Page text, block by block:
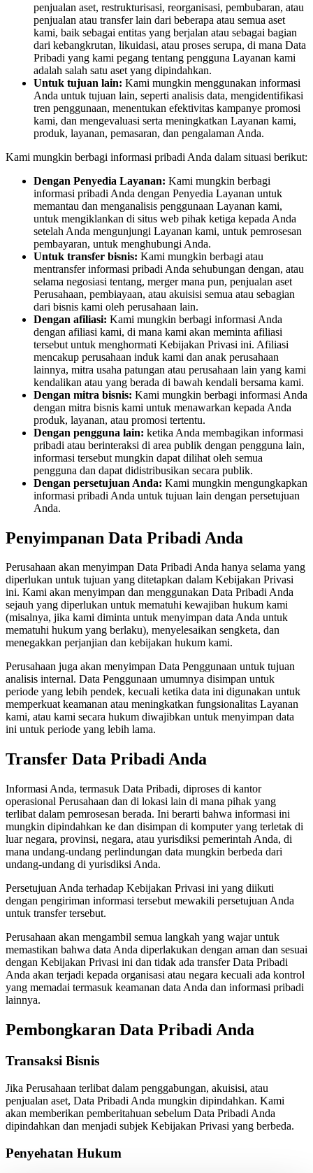
penjualan aset, restrukturisasi, reorganisasi, pembubaran, atau
penjualan atau transfer lain dari beberapa atau semua aset
kami, baik sebagai entitas yang berjalan atau sebagai bagian
dari kebangkrutan, likuidasi, atau proses serupa, di mana Data
Pribadi yang kami pegang tentang pengguna Layanan kami
adalah salah satu aset yang dipindahkan.
Untuk tujuan lain: Kami mungkin menggunakan informasi
Anda untuk tujuan lain, seperti analisis data, mengidentifikasi
tren penggunaan, menentukan efektivitas kampanye promosi
kami, dan mengevaluasi serta meningkatkan Layanan kami,
produk, layanan, pemasaran, dan pengalaman Anda.
Kami mungkin berbagi informasi pribadi Anda dalam situasi berikut:
Dengan Penyedia Layanan: Kami mungkin berbagi
informasi pribadi Anda dengan Penyedia Layanan untuk
memantau dan menganalisis penggunaan Layanan kami,
untuk mengiklankan di situs web pihak ketiga kepada Anda
setelah Anda mengunjungi Layanan kami, untuk pemrosesan
pembayaran, untuk menghubungi Anda.
Untuk transfer bisnis: Kami mungkin berbagi atau
mentransfer informasi pribadi Anda sehubungan dengan, atau
selama negosiasi tentang, merger mana pun, penjualan aset
Perusahaan, pembiayaan, atau akuisisi semua atau sebagian
dari bisnis kami oleh perusahaan lain.
Dengan afiliasi: Kami mungkin berbagi informasi Anda
dengan afiliasi kami, di mana kami akan meminta afiliasi
tersebut untuk menghormati Kebijakan Privasi ini. Afiliasi
mencakup perusahaan induk kami dan anak perusahaan
lainnya, mitra usaha patungan atau perusahaan lain yang kami
kendalikan atau yang berada di bawah kendali bersama kami.
Dengan mitra bisnis: Kami mungkin berbagi informasi Anda
dengan mitra bisnis kami untuk menawarkan kepada Anda
produk, layanan, atau promosi tertentu.
Dengan pengguna lain: ketika Anda membagikan informasi
pribadi atau berinteraksi di area publik dengan pengguna lain,
informasi tersebut mungkin dapat dilihat oleh semua
pengguna dan dapat didistribusikan secara publik.
Dengan persetujuan Anda: Kami mungkin mengungkapkan
informasi pribadi Anda untuk tujuan lain dengan persetujuan
Anda.
Penyimpanan Data Pribadi Anda
Perusahaan akan menyimpan Data Pribadi Anda hanya selama yang
diperlukan untuk tujuan yang ditetapkan dalam Kebijakan Privasi
ini. Kami akan menyimpan dan menggunakan Data Pribadi Anda
sejauh yang diperlukan untuk mematuhi kewajiban hukum kami
(misalnya, jika kami diminta untuk menyimpan data Anda untuk
mematuhi hukum yang berlaku), menyelesaikan sengketa, dan
menegakkan perjanjian dan kebijakan hukum kami.
Perusahaan juga akan menyimpan Data Penggunaan untuk tujuan
analisis internal. Data Penggunaan umumnya disimpan untuk
periode yang lebih pendek, kecuali ketika data ini digunakan untuk
memperkuat keamanan atau meningkatkan fungsionalitas Layanan
kami, atau kami secara hukum diwajibkan untuk menyimpan data
ini untuk periode yang lebih lama.
Transfer Data Pribadi Anda
Informasi Anda, termasuk Data Pribadi, diproses di kantor
operasional Perusahaan dan di lokasi lain di mana pihak yang
terlibat dalam pemrosesan berada. Ini berarti bahwa informasi ini
mungkin dipindahkan ke dan disimpan di komputer yang terletak di
luar negara, provinsi, negara, atau yurisdiksi pemerintah Anda, di
mana undang-undang perlindungan data mungkin berbeda dari
undang-undang di yurisdiksi Anda.
Persetujuan Anda terhadap Kebijakan Privasi ini yang diikuti
dengan pengiriman informasi tersebut mewakili persetujuan Anda
untuk transfer tersebut.
Perusahaan akan mengambil semua langkah yang wajar untuk
memastikan bahwa data Anda diperlakukan dengan aman dan sesuai
dengan Kebijakan Privasi ini dan tidak ada transfer Data Pribadi
Anda akan terjadi kepada organisasi atau negara kecuali ada kontrol
yang memadai termasuk keamanan data Anda dan informasi pribadi
lainnya.
Pembongkaran Data Pribadi Anda
Transaksi Bisnis
Jika Perusahaan terlibat dalam penggabungan, akuisisi, atau
penjualan aset, Data Pribadi Anda mungkin dipindahkan. Kami
akan memberikan pemberitahuan sebelum Data Pribadi Anda
dipindahkan dan menjadi subjek Kebijakan Privasi yang berbeda.
Penyehatan Hukum